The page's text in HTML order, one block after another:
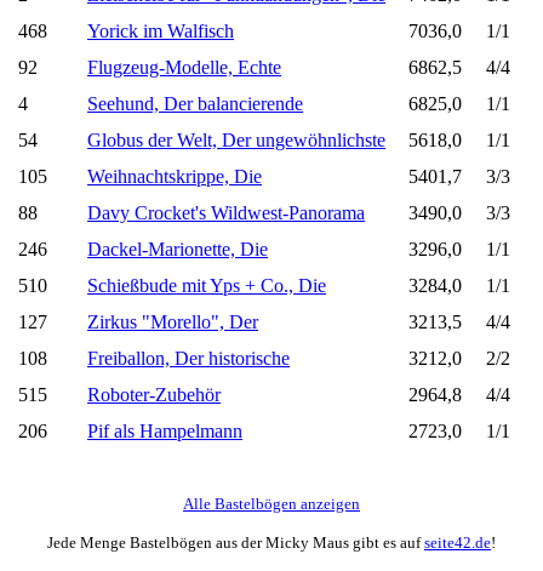
468
Yorick im Walfisch 7036,0
1/1
92
Flugzeug-Modelle, Echte 6862,5
4/4
4
Seehund, Der balancierende 6825,0
1/1
54
Globus der Welt, Der ungewöhnlichste 5618,0
1/1
105
Weihnachtskrippe, Die 5401,7
3/3
88
Davy Crocket's Wildwest-Panorama 3490,0
3/3
246
Dackel-Marionette, Die 3296,0
1/1
510
Schießbude mit Yps + Co., Die 3284,0
1/1
127
Zirkus "Morello", Der 3213,5
4/4
108
Freiballon, Der historische 3212,0
2/2
515
Roboter-Zubehör 2964,8
4/4
206
Pif als Hampelmann 2723,0 1/1
Alle Bastelbögen anzeigen
Jede Menge Bastelbögen aus der Micky Maus gibt es aufseite42.de!